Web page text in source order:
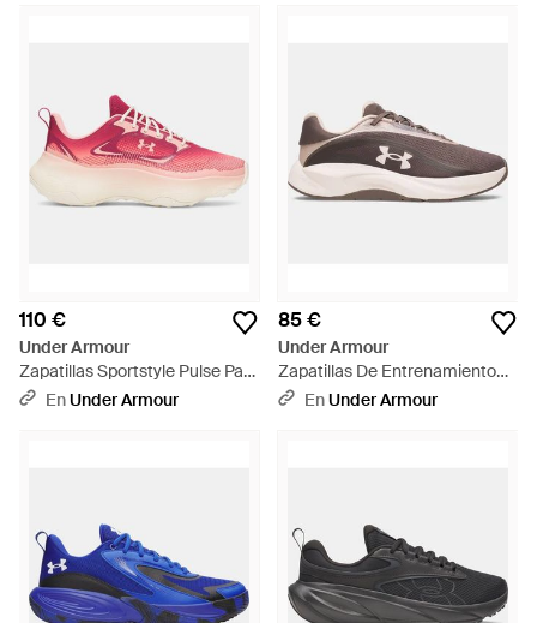
110 €
Under Armour
Zapatillas Sportstyle Pulse Para
Mujer Claret Posh Rosa Posh
EnUnder Armour
85 €
Under Armour
Zapatillas De Entrenamiento
Radiant Tr Para Mujer
EnUnder Armour